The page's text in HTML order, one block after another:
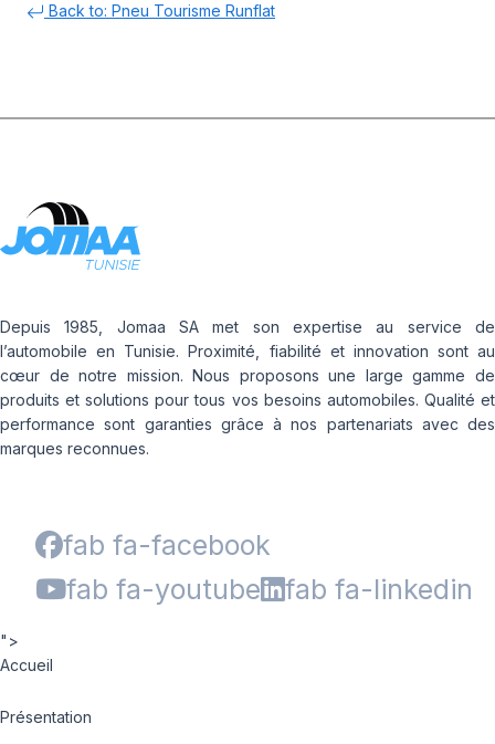
Back to: Pneu Tourisme Runflat
Depuis 1985, Jomaa SA met son expertise au service de
l’automobile en Tunisie. Proximité, fiabilité et innovation sont au
cœur de notre mission. Nous proposons une large gamme de
produits et solutions pour tous vos besoins automobiles. Qualité et
performance sont garanties grâce à nos partenariats avec des
marques reconnues.
fab fa-facebook
fab fa-youtube
fab fa-linkedin
">
Accueil
Présentation